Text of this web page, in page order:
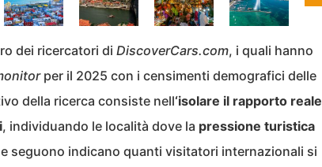
dei ricercatori di DiscoverCars.com, i quali hanno
per il 2025 con i censimenti demografici delle
della ricerca consiste nell‘isolare il rapporto reale
, individuando le località dove la pressione turistica
seguono indicano quanti visitatori internazionali si